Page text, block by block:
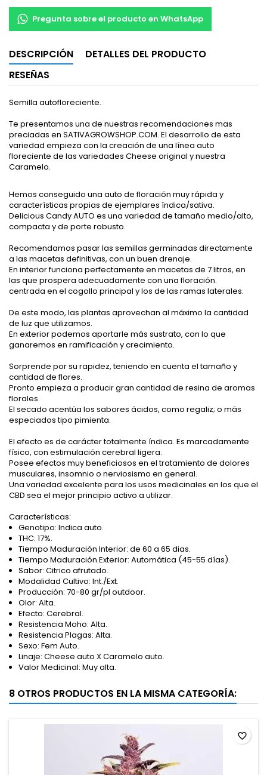
Pregunta sobre el producto en WhatsApp
DESCRIPCIÓN
DETALLES DEL PRODUCTO
RESEÑAS
Semilla autofloreciente.
Te presentamos una de nuestras recomendaciones mas
preciadas en SATIVAGROWSHOP.COM. El desarrollo de esta
variedad empieza con la creación de una línea auto
floreciente de las variedades Cheese original y nuestra
Caramelo.
Hemos conseguido una auto de floración muy rápida y
características propias de ejemplares índica/sativa.
Delicious Candy AUTO es una variedad de tamaño medio/alto,
compacta y de porte robusto.
Recomendamos pasar las semillas germinadas directamente
a las macetas definitivas, con un buen drenaje.
En interior funciona perfectamente en macetas de 7 litros, en
las que prospera adecuadamente con una floración.
centrada en el cogollo principal y los de las ramas laterales.
De este modo, las plantas aprovechan al máximo la cantidad
de luz que utilizamos.
En exterior podemos aportarle más sustrato, con lo que
ganaremos en ramificación y crecimiento.
Sorprende por su rapidez, teniendo en cuenta el tamaño y
cantidad de flores.
Pronto empieza a producir gran cantidad de resina de aromas
florales.
El secado acentúa los sabores ácidos, como regaliz; o más
especiados tipo pimienta.
El efecto es de carácter totalmente índica. Es marcadamente
físico, con estimulación cerebral ligera.
Posee efectos muy beneficiosos en el tratamiento de dolores
musculares, insomnio o nerviosismo en general.
Una variedad excelente para los usos medicinales en los que el
CBD sea el mejor principio activo a utilizar.
Características:
Genotipo: Indica auto.
THC: 17%.
Tiempo Maduración Interior: de 60 a 65 dias.
Tiempo Maduración Exterior: Automática (45-55 días).
Sabor: Citrico afrutado.
Modalidad Cultivo: Int./Ext.
Producción: 70-80 gr/pl outdoor.
Olor: Alta.
Efecto: Cerebral.
Resistencia Moho: Alta.
Resistencia Plagas: Alta.
Sexo: Fem Auto.
Linaje: Cheese auto X Caramelo auto.
Valor Medicinal: Muy alta.
8 OTROS PRODUCTOS EN LA MISMA CATEGORÍA:
favorite_border